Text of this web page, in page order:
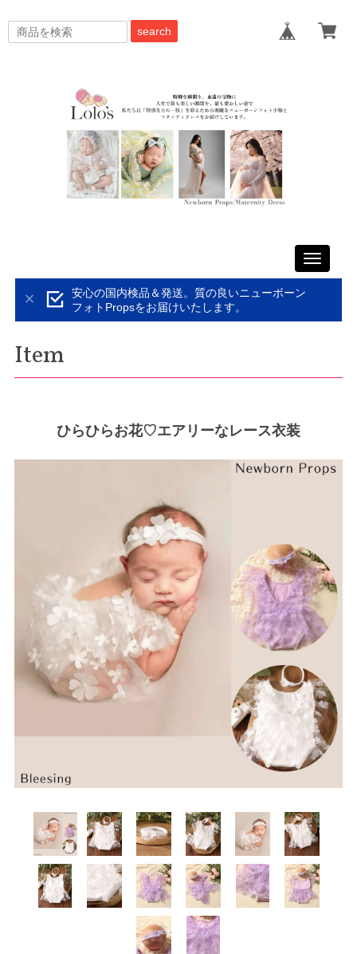
search
Toggle
安心の国内検品＆発送。質の良いニューボーン
フォトPropsをお届けいたします。
Item
ひらひらお花♡エアリーなレース衣装